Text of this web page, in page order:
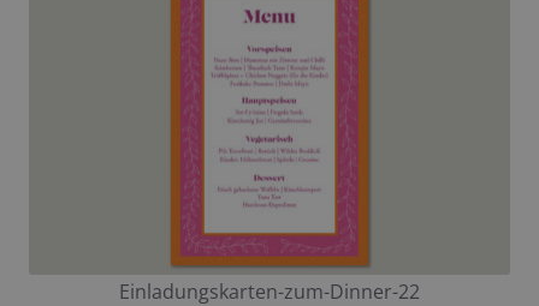
Einladungskarten-zum-Dinner-22